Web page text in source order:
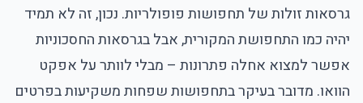
גרסאות זולות של תחפושות פופולריות. נכון, זה לא תמיד
יהיה כמו התחפושת המקורית, אבל בגרסאות החסכוניות
אפשר למצוא אחלה פתרונות – מבלי לוותר על אפקט
הוואו. מדובר בעיקר בתחפושות שפחות משקיעות בפרטים